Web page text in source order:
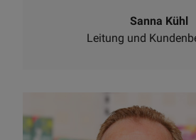
Sanna Kühl
Leitung und